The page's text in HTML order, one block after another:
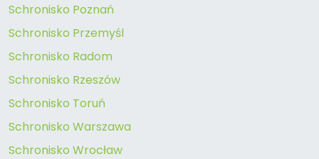
Schronisko Poznań
Schronisko Przemyśl
Schronisko Radom
Schronisko Rzeszów
Schronisko Toruń
Schronisko Warszawa
Schronisko Wrocław